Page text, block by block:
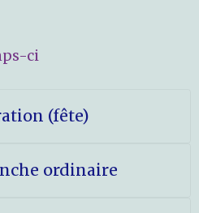
ci
(fête)
ordinaire